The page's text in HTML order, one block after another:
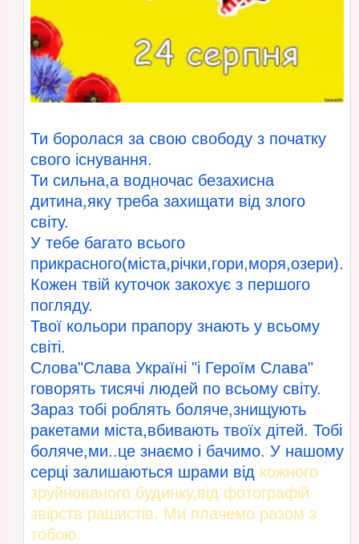
Ти боролася за свою свободу з початку
свого існування.
Ти сильна,а водночас безахисна
дитина,яку треба захищати від злого
світу.
У тебе багато всього
прикрасного(міста,річки,гори,моря,озери).
Кожен твій куточок закохує з першого
погляду.
Твої кольори прапору знають у всьому
світі.
Слова"Слава Україні "і Героїм Слава"
говорять тисячі людей по всьому світу.
Зараз тобі роблять боляче,знищують
ракетами міста,вбивають твоїх дітей. Тобі
боляче,ми..це знаємо і бачимо. У нашому
серці залишаються шрами від кожного
зруйнованого будинку,від фотографій
звірств рашистів. Ми плачемо разом з
тобою.